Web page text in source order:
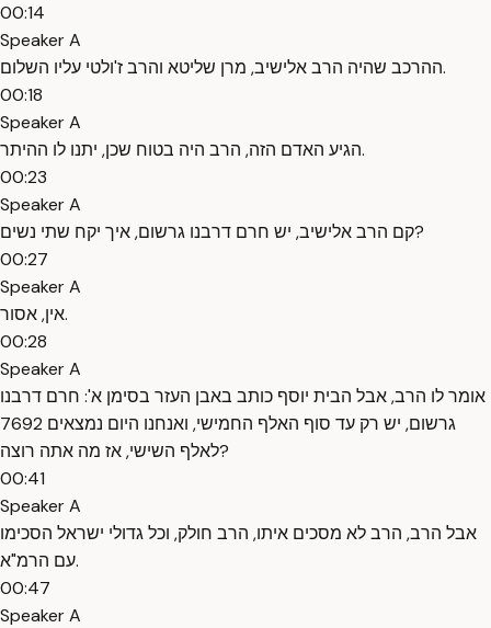
00:14
Speaker A
ההרכב שהיה הרב אלישיב, מרן שליטא והרב ז'ולטי עליו השלום.
00:18
Speaker A
הגיע האדם הזה, הרב היה בטוח שכן, יתנו לו ההיתר.
00:23
Speaker A
קם הרב אלישיב, יש חרם דרבנו גרשום, איך יקח שתי נשים?
00:27
Speaker A
אין, אסור.
00:28
Speaker A
אומר לו הרב, אבל הבית יוסף כותב באבן העזר בסימן א': חרם דרבנו
גרשום, יש רק עד סוף האלף החמישי, ואנחנו היום נמצאים 7692
לאלף השישי, אז מה אתה רוצה?
00:41
Speaker A
אבל הרב, הרב לא מסכים איתו, הרב חולק, וכל גדולי ישראל הסכימו
עם הרמ"א.
00:47
Speaker A